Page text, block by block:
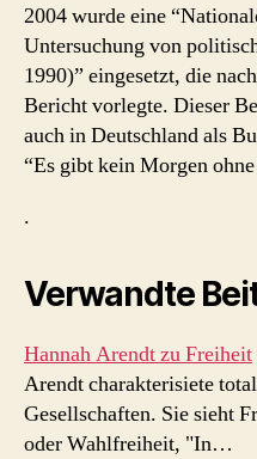
2004 wurde eine
Untersuchung von
1990)” eingesetzt, die
Bericht vorlegte. Dieser
auch in Deutschland als
“Es gibt kein Morgen
.
Verwandte
Hannah Arendt zu Freiheit
Arendt charakterisiete
Gesellschaften. Sie sieht
oder Wahlfreiheit, "In…